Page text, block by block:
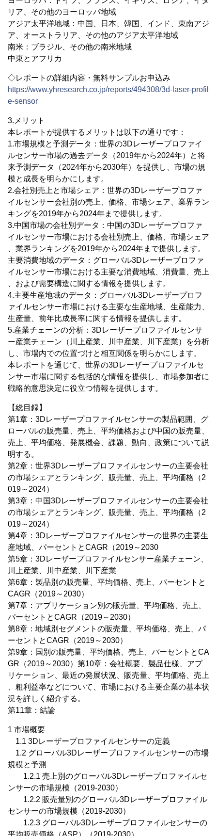
リア、その他のヨーロッパ地域
アジア太平洋地域：中国、日本、韓国、インド、東南アジ
ア、オーストラリア、その他のアジア太平洋地域
南米：ブラジル、その他の南米地域
中東とアフリカ
◇レポートの詳細内容・無料サンプルお申込み
https://www.yhresearch.co.jp/reports/494308/3d-laser-profil
e-sensor
3.メリット
本レポートが提供するメリットは以下の通りです：
1.市場規模と予測データ：世界の3Dレーザープロファイ
ルセンサー市場の過去データ（2019年から2024年）と将
来予測データ（2024年から2030年）を提供し、市場の規
模と成長を明らかにします。
2.会社別売上と市場シェア：世界の3Dレーザープロファ
イルセンサー会社別の売上、価格、市場シェア、業界ラン
キングを2019年から2024年まで提供します。
3.中国市場の会社別データ：中国の3Dレーザープロファ
イルセンサー市場における会社別売上、価格、市場シェア
、業界ランキングを2019年から2024年まで提供します。
主要消費地域のデータ：グローバル3Dレーザープロファ
イルセンサー市場における主要な消費地域、消費量、売上
、および需要構造に関する情報を提供します。
4.主要生産地域のデータ：グローバル3Dレーザープロフ
ァイルセンサー市場における主要な生産地域、生産能力、
生産量、前年比成長率に関する情報を提供します。
5.産業チェーンの分析：3Dレーザープロファイルセンサ
ー産業チェーン（川上産業、川中産業、川下産業）を分析
し、市場内での位置づけと相互関係を明らかにします。
本レポートを通じて、世界の3Dレーザープロファイルセ
ンサー市場に関する包括的な情報を提供し、市場参加者に
戦略的意思決定に役立つ情報を提供します。
【総目録】
第1章：3Dレーザープロファイルセンサーの製品範囲、グ
ローバルの販売量、売上、平均価格および中国の販売量、
売上、平均価格、発展機会、課題、動向、政策について説
明する。
第2章：世界3Dレーザープロファイルセンサーの主要会社
の市場シェアとランキング、販売量、売上、平均価格（2
019～2024）
第3章：中国3Dレーザープロファイルセンサーの主要会社
の市場シェアとランキング、販売量、売上、平均価格（2
019～2024）
第4章：3Dレーザープロファイルセンサーの世界の主要生
産地域、パーセントとCAGR（2019～2030
第5章：3Dレーザープロファイルセンサー産業チェーン、
川上産業、川中産業、川下産業
第6章：製品別の販売量、平均価格、売上、パーセントと
CAGR（2019～2030）
第7章：アプリケーション別の販売量、平均価格、売上、
パーセントとCAGR（2019～2030）
第8章：地域別セグメントの販売量、平均価格、売上、パ
ーセントとCAGR（2019～2030）
第9章：国別の販売量、平均価格、売上、パーセントとCA
GR（2019～2030）第10章：会社概要、製品仕様、アプ
リケーション、最近の発展状況、販売量、平均価格、売上
、粗利益率などについて、市場における主要企業の基本状
況を詳しく紹介する。
第11章：結論
1 市場概要
1.1 3Dレーザープロファイルセンサーの定義
1.2 グローバル3Dレーザープロファイルセンサーの市場
規模と予測
1.2.1 売上別のグローバル3Dレーザープロファイルセ
ンサーの市場規模（2019-2030）
1.2.2 販売量別のグローバル3Dレーザープロファイル
センサーの市場規模（2019-2030）
1.2.3 グローバル3Dレーザープロファイルセンサーの
平均販売価格（ASP）（2019-2030）